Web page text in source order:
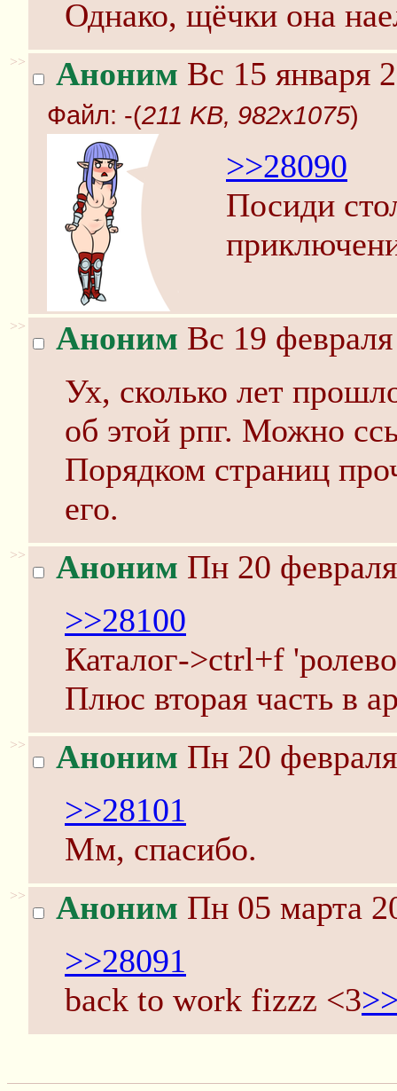
Однако, щёчки она
>> Аноним Вс 15 января
Файл: -(211 KB, 982x1075)
>>28090
Посиди
>> Аноним Вс 19
Ух, сколько лет
об этой рпг. Можно
Порядком страниц
его.
>> Аноним Пн 20
>>28100
Каталог->ctrl+f
Плюс вторая часть в
>> Аноним Пн 20
>>28101
Мм, спасибо.
>> Аноним Пн 05 марта
>>28091
back to work fizzz <3